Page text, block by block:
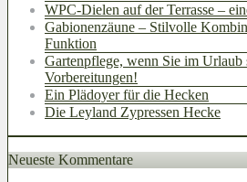
WPC-Dielen auf der Terrasse –
Gabionenzäune – Stilvolle
Funktion
Gartenpflege, wenn Sie im Urlaub
Vorbereitungen!
Ein Plädoyer für die Hecken
Die Leyland Zypressen Hecke
Neueste Kommentare